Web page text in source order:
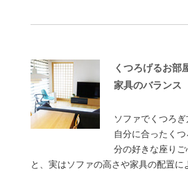
くつろげるお部
家具のバランス
ソファでくつろぎ
自分に合ったく
分の好きな座り
と、実はソファの高さや家具の配置に